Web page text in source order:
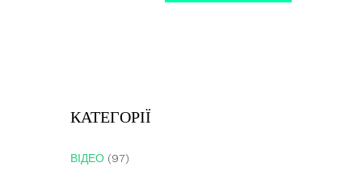
КАТЕГОРІЇ
ВІДЕО (97)